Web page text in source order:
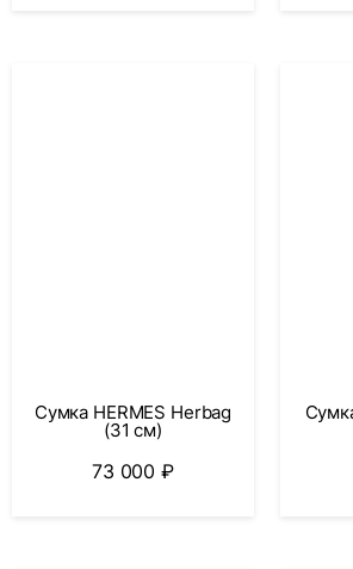
Сумка HERMES Herbag
(31 см)
73 000₽